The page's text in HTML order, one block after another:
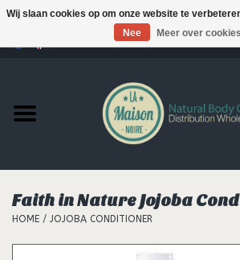
Producten
MERKEN
Support
Faith in Nature Jojoba
HOME / JOJOBA CONDITIONER
Wij slaan cookies op om onze website te
Nee
Meer over